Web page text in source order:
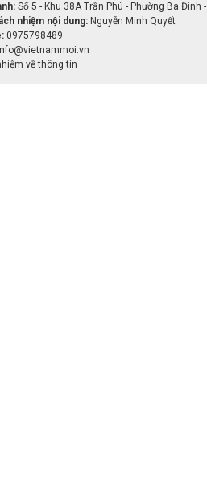
Số 5 - Khu 38A Trần Phú - Phường Ba Đình -
nhiệm nội dung: Nguyễn Minh Quyết
0975798489
về thông tin